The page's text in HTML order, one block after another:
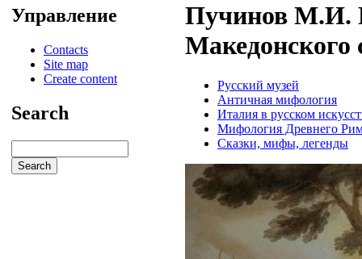
Управление
Contacts
Site map
Create content
Search
Пучинов М.И.
Македонского
Русский музей
Античная мифология
Италия в русском
Мифология Древнего
Сказки, мифы, легенды